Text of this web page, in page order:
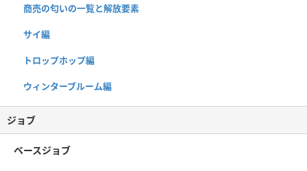
商売の匂いの一覧と解放要素
サイ編
トロップホップ編
ウィンターブルーム編
ジョブ
ベースジョブ